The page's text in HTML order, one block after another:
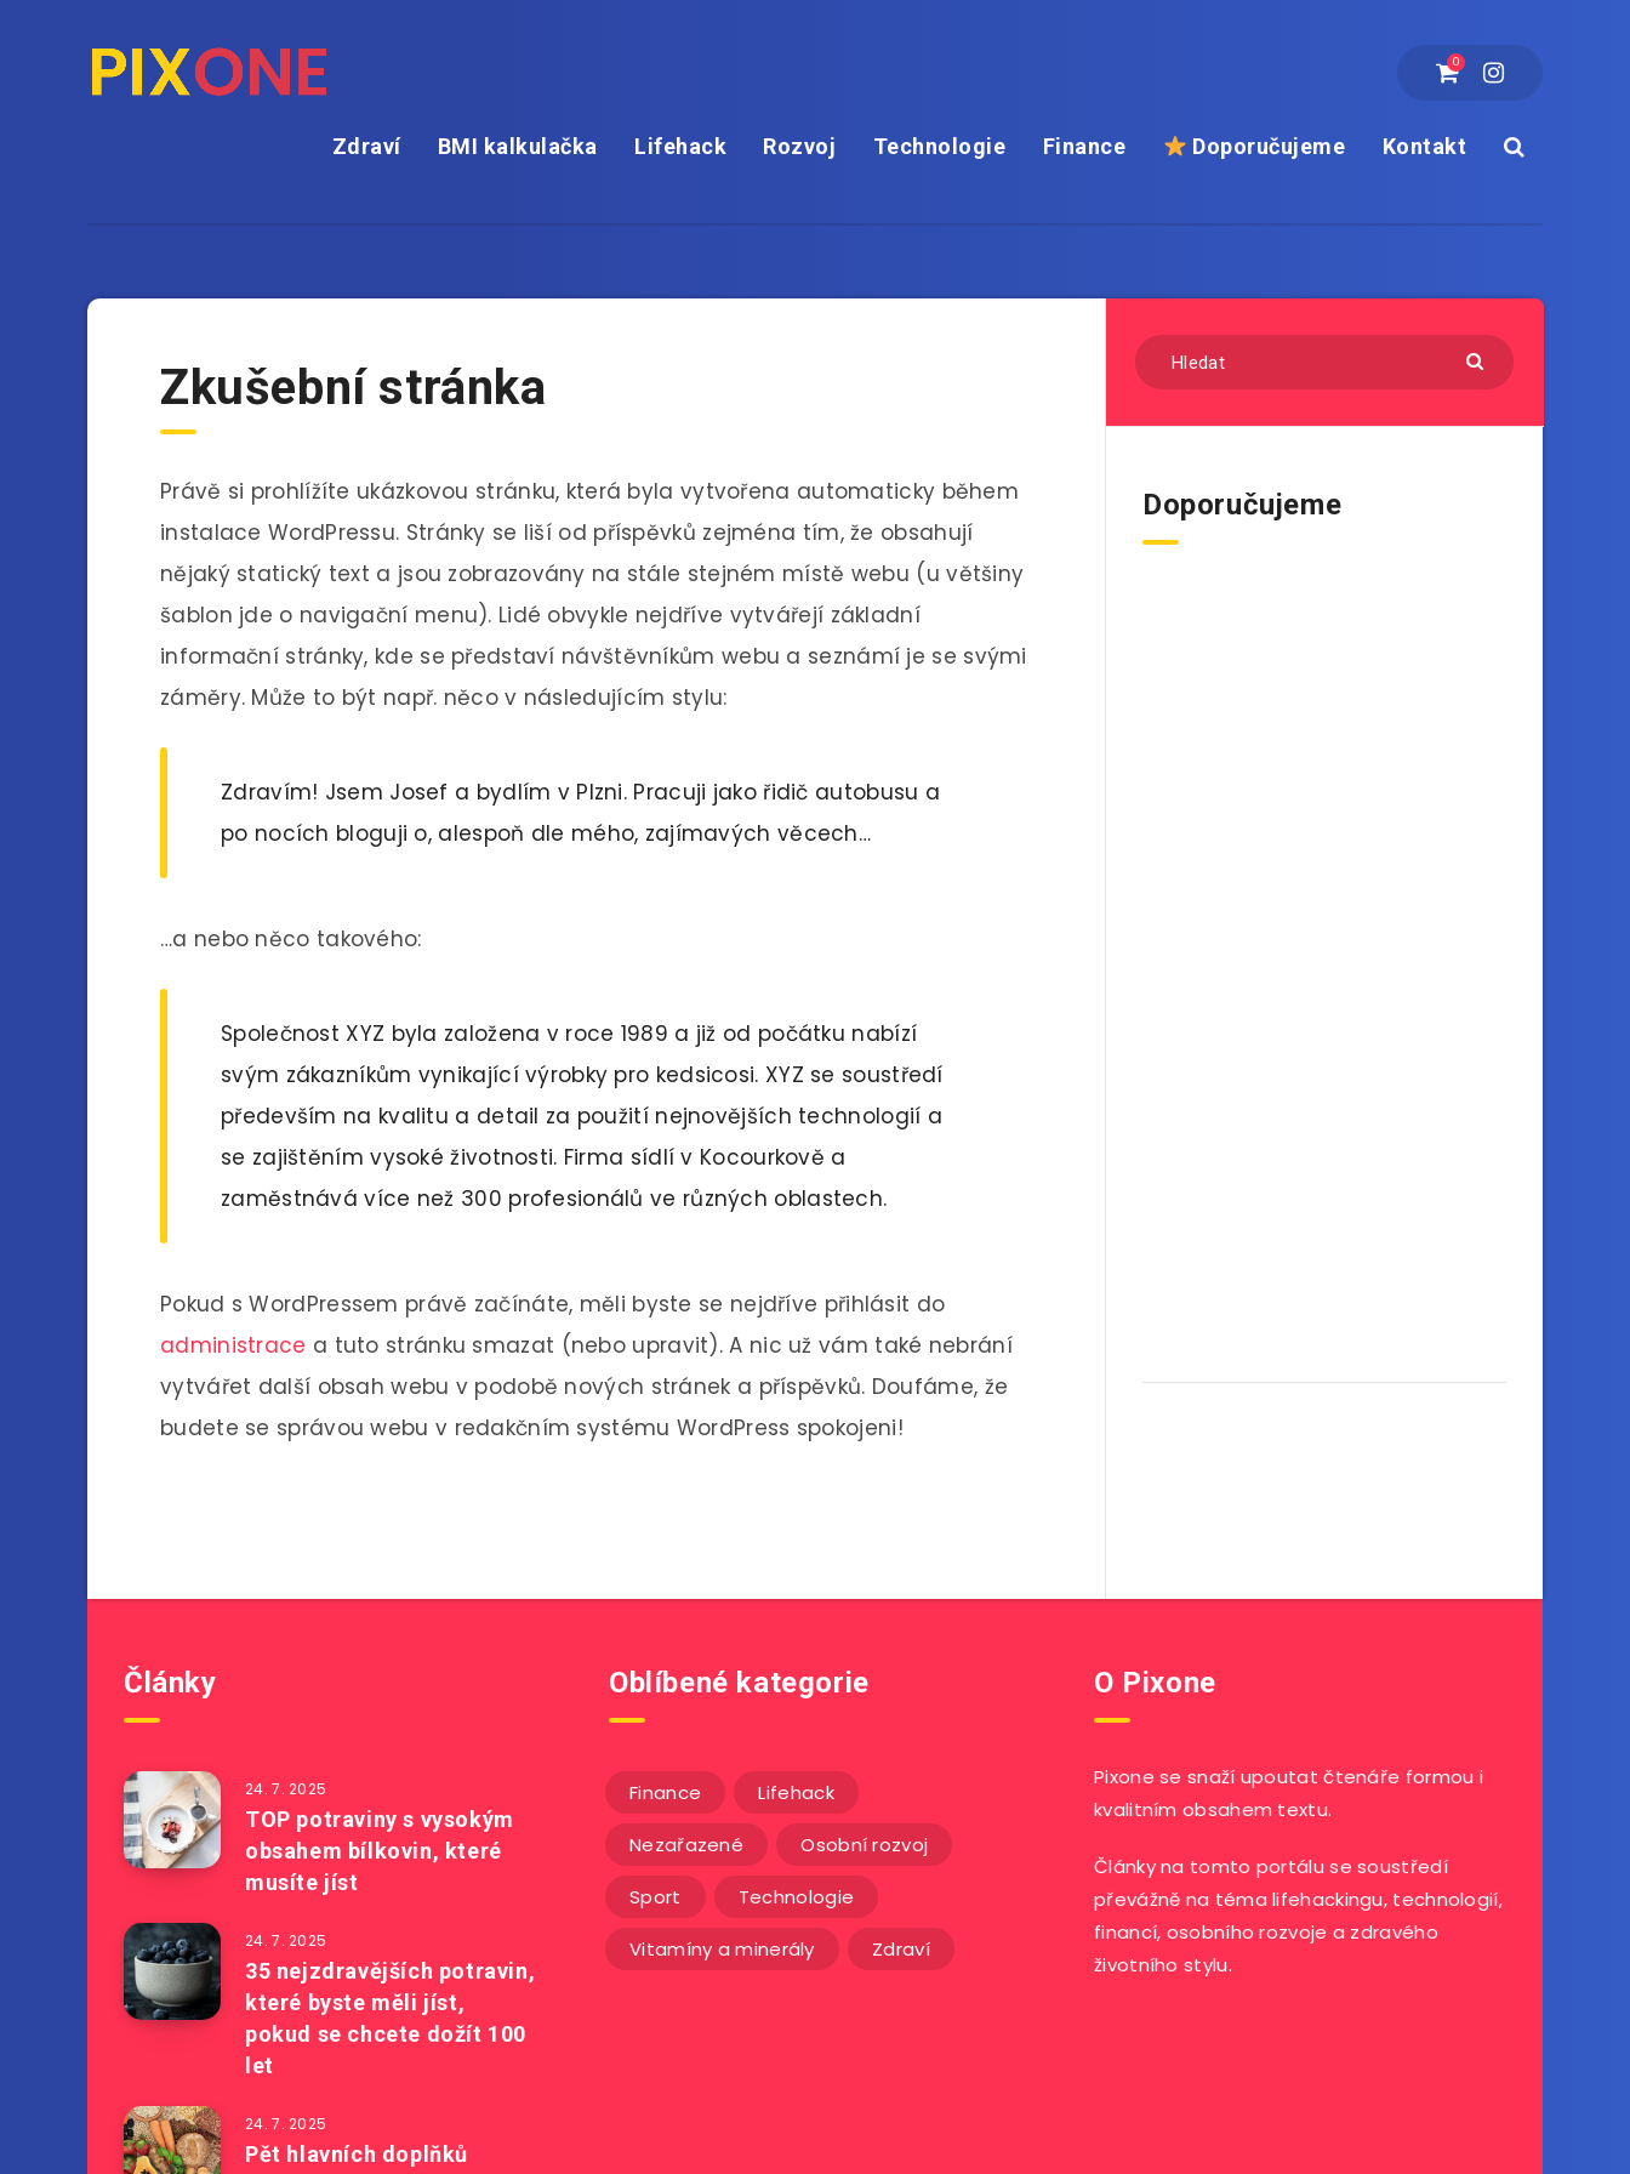
0
Zdraví BMI kalkulačka Lifehack Rozvoj Technologie Finance Doporučujeme Kontakt
Zkušební stránka
Právě si prohlížíte ukázkovou stránku, která byla vytvořena automaticky během
instalace WordPressu. Stránky se liší od příspěvků zejména tím, že obsahují
nějaký statický text a jsou zobrazovány na stále stejném místě webu (u většiny
šablon jde o navigační menu). Lidé obvykle nejdříve vytvářejí základní
informační stránky, kde se představí návštěvníkům webu a seznámí je se svými
záměry. Může to být např. něco v následujícím stylu:
Zdravím! Jsem Josef a bydlím v Plzni. Pracuji jako řidič autobusu a
po nocích bloguji o, alespoň dle mého, zajímavých věcech…
…a nebo něco takového:
Společnost XYZ byla založena v roce 1989 a již od počátku nabízí
svým zákazníkům vynikající výrobky pro kedsicosi. XYZ se soustředí
především na kvalitu a detail za použití nejnovějších technologií a
se zajištěním vysoké životnosti. Firma sídlí v Kocourkově a
zaměstnává více než 300 profesionálů ve různých oblastech.
Pokud s WordPressem právě začínáte, měli byste se nejdříve přihlásit do
administrace a tuto stránku smazat (nebo upravit). A nic už vám také nebrání
vytvářet další obsah webu v podobě nových stránek a příspěvků. Doufáme, že
budete se správou webu v redakčním systému WordPress spokojeni!
Doporučujeme
Články
24. 7. 2025
TOP potraviny s vysokým
obsahem bílkovin, které
musíte jíst
24. 7. 2025
35 nejzdravějších potravin,
které byste měli jíst,
pokud se chcete dožít 100
let
24. 7. 2025
Pět hlavních doplňků
Oblíbené kategorie
Finance Lifehack
Nezařazené Osobní rozvoj
Sport Technologie
Vitamíny a minerály Zdraví
O Pixone
Pixone se snaží upoutat čtenáře formou i
kvalitním obsahem textu.
Články na tomto portálu se soustředí
převážně na téma lifehackingu, technologií,
financí, osobního rozvoje a zdravého
životního stylu.